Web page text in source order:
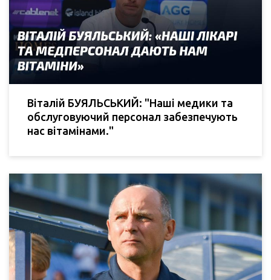
Віталій БУЯЛЬСЬКИЙ: "Наші медики та
обслуговуючий персонал забезпечують
нас вітамінами."